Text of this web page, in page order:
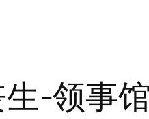
-领事馆